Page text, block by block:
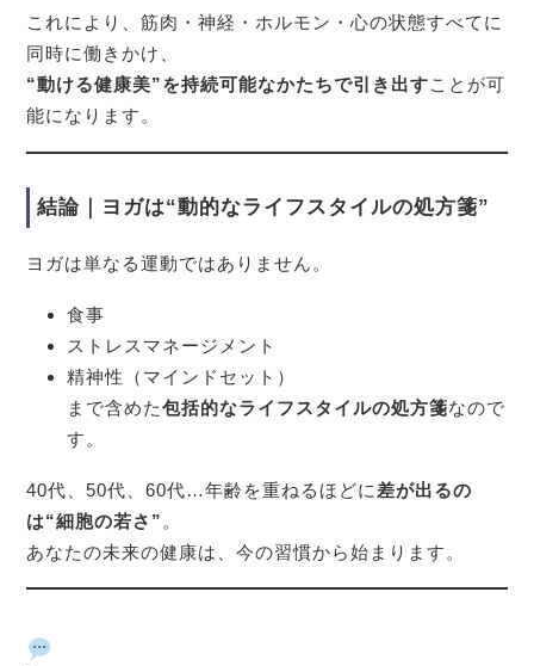
これにより、筋肉・神経・ホルモン・心の状態すべてに
同時に働きかけ、
“動ける健康美”を持続可能なかたちで引き出すことが可
能になります。
結論｜ヨガは“動的なライフスタイルの処方箋”
ヨガは単なる運動ではありません。
食事
ストレスマネージメント
精神性（マインドセット）
まで含めた包括的なライフスタイルの処方箋なので
す。
40代、50代、60代…年齢を重ねるほどに 差が出るの
は“細胞の若さ” 。
あなたの未来の健康は、今の習慣から始まります。